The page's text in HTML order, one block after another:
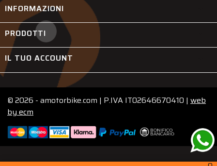
INFORMAZIONI
PRODOTTI
IL TUO ACCOUNT
© 2026 - amotorbike.com | P.IVA IT02646670410 | web
by ecm